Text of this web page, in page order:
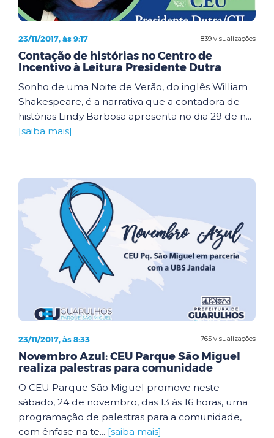
839 visualizações
23/11/2017, às 9:17
Contação de histórias no Centro de
Incentivo à Leitura Presidente Dutra
Sonho de uma Noite de Verão, do inglês William
Shakespeare, é a narrativa que a contadora de
histórias Lindy Barbosa apresenta no dia 29 de n...
[saiba mais]
765 visualizações
23/11/2017, às 8:33
Novembro Azul: CEU Parque São Miguel
realiza palestras para comunidade
O CEU Parque São Miguel promove neste
sábado, 24 de novembro, das 13 às 16 horas, uma
programação de palestras para a comunidade,
com ênfase na te... [saiba mais]